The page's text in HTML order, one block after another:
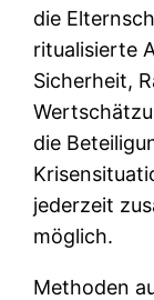
die
ritualisierte
Sicherheit,
die
jederzeit
möglich.
Methoden